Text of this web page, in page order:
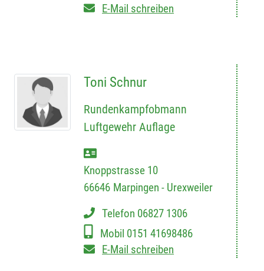
E-Mail schreiben
Toni Schnur
Rundenkampfobmann
Luftgewehr Auflage
Knoppstrasse 10
66646 Marpingen - Urexweiler
Telefon 06827 1306
Mobil 0151 41698486
E-Mail schreiben